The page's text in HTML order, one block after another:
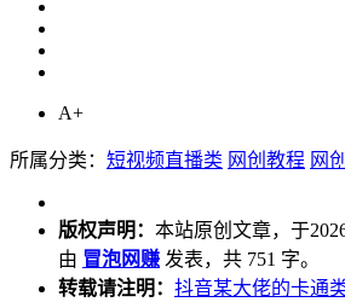
A+
所属分类： 短视频直播类 网创教程 网
版权声明： 本站原创文章，于
由 冒泡网赚 发表，共 751 字。
转载请注明： 抖音某大佬的卡通